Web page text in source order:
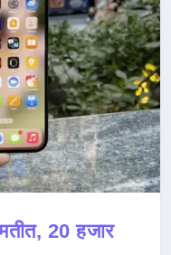
20 हजार